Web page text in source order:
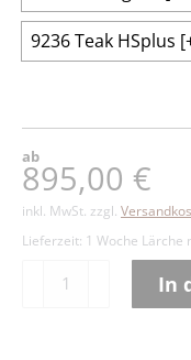
9236 Teak HSplus
ab
895,00 €
inkl. MwSt. zzgl.
Lieferzeit: 1 Woche Lärche
In